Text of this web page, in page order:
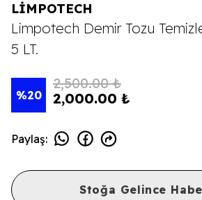
LİMPOTECH
Limpotech Demir Tozu
5 LT.
%20
2,500.00 ₺
2,000.00 ₺
Paylaş:
Stoğa Gelince